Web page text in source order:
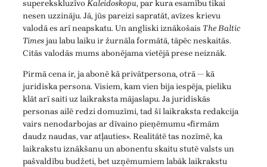
superekskluzīvoKaleidoskopu, par kura esamību tikai
nesen uzzināju. Jā, jūs pareizi sapratāt, avīzes krievu
valodā es arī neapskatu. Un angliski iznākošais The Baltic
Timesjau labu laiku ir žurnāla formātā, tāpēc neskaitās.
Citās valodās mums abonējama vietējā prese neiznāk.
Pirmā cena ir, ja abonē kā privātpersona, otrā — kā
juridiska persona. Visiem, kam vien bija iespēja, pieliku
klāt arī saiti uz laikraksta mājaslapu. Ja juridiskās
personas ailē redzi domuzīmi, tad šī laikraksta redakcija
vairs nenodarbojas ar dīvaino pieņēmumu «firmām
daudz naudas, var atļauties». Realitātē tas nozīmē, ka
laikrakstu iznākšanu un abonentu skaitu stutē valsts un
pašvaldību budžeti, bet uzņēmumiem labāk laikrakstu